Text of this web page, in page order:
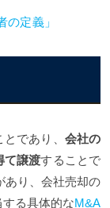
定義」
であり、 会社の
て譲渡することで
あり、会社売却の
る具体的なM&A